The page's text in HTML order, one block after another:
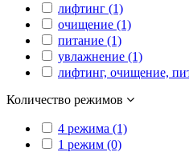
лифтинг (1)
очищение (1)
питание (1)
увлажнение (1)
лифтинг, очищение,
Количество режимов
4 режима (1)
1 режим (0)